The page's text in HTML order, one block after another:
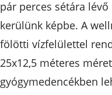
pár perces sétára
kerülünk képbe. A
fölötti vízfelülettel
25x12,5 méteres
gyógymedencékben